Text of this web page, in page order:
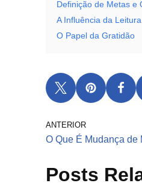
Definição de Metas e
A Influência da
O Papel da Gratidão
ANTERIOR
O Que É Mudança de
Posts